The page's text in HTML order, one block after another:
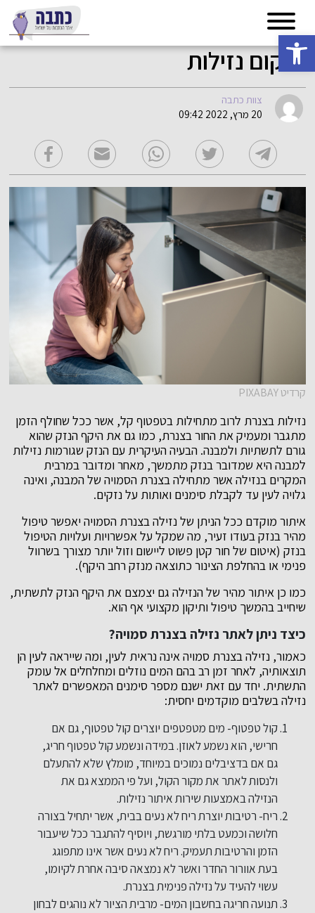
פתח סרגל נגישות
שיקום נזילות
צוות כתבה
20 מרץ, 2022 09:42
קרדיט PIXABAY
נזילות בצנרת לרוב מתחילות בטפטוף קל, אשר ככל שחולף הזמן
מתגבר ומעמיק את החור בצנרת, כמו גם את היקף הנזק שהוא
גורם לתשתיות ולמבנה. הבעיה העיקרית עם הנזק שגורמות נזילות
למבנה היא שמדובר בנזק מתמשך, מאחר ומדובר במרבית
המקרים בנזילה אשר מתחילה בצנרת הסמויה של המבנה, ואינה
גלויה לעין עד לקבלת סימנים ואותות על נזקים.
איתור מוקדם ככל הניתן של נזילה בצנרת הסמויה יאפשר טיפול
מהיר בנזק בעודו זעיר, מה שמקל על אפשרויות ועלויות הטיפול
בנזק (איטום של חור קטן פשוט ליישום וזול יותר מצורך בשרוול
פנימי או בהחלפת הצינור כתוצאה מנזק רחב היקף).
כמו כן איתור מהיר של הנזילה גם יצמצם את היקף הנזק לתשתית,
שיחייב בהמשך טיפול ותיקון מקצועי אף הוא.
כיצד ניתן לאתר נזילה בצנרת סמויה?
כאמור, נזילה בצנרת סמויה אינה נראית לעין, ומה שייראה לעין הן
תוצאותיה, לאחר זמן רב בהם המים נוזלים ומחלחלים אל עומק
התשתית. יחד עם זאת ישנם מספר סימנים המאפשרים לאתר
נזילה בשלבים מוקדמים יחסית:
קול טפטוף- מים מטפטפים יוצרים קול טפטוף, גם אם
חרישי, הוא נשמע לאוזן. במידה ונשמע קול טפטוף חריג,
גם אם בדציבלים נמוכים במיוחד, מומלץ שלא להתעלם
ולנסות לאתר את מקור הקול, ועל פי הממצא גם את
הנזילה באמצעות שירות איתור נזילות.
ריח- רטיבות יוצרת ריח לא נעים בבית, אשר יתחיל בצורה
חלושה וכמעט בלתי מורגשת, ויוסיף להתגבר ככל שיעבור
הזמן והרטיבות תעמיק. ריח לא נעים אשר אינו מתפוגג
בעת אוורור החדר ואשר לא נמצאה סיבה אחרת לקיומו,
עשוי להעיד על נזילה פנימית בצנרת.
תנועה חריגה בחשבון המים- מרבית הציור לא נוהגים לבחון